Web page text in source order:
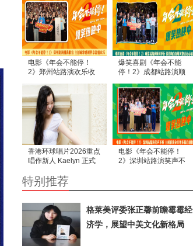
电影《年会不能停！
2》郑州站路演欢乐收
爆笑喜剧《年会不能
停！2》成都站路演顺
整活走心输出
香港环球唱片2026重点
唱作新人 Kaelyn 正式
电影《年会不能停！
2》深圳站路演笑声不
特别推荐
格莱美评委张正馨前瞻霉霉经
济学，展望中美文化新格局